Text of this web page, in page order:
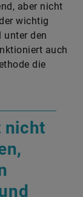
aber nicht
wichtig
unter den
auch
die
nicht